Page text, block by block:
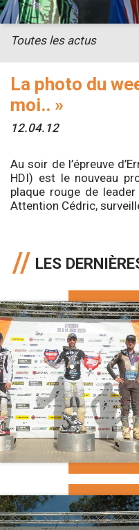
La photo du
moi.. »
12.04.12
Toutes les actus
Au soir de l’épreuve
HDI) est le nouveau
plaque rouge de
Attention Cédric,
LES